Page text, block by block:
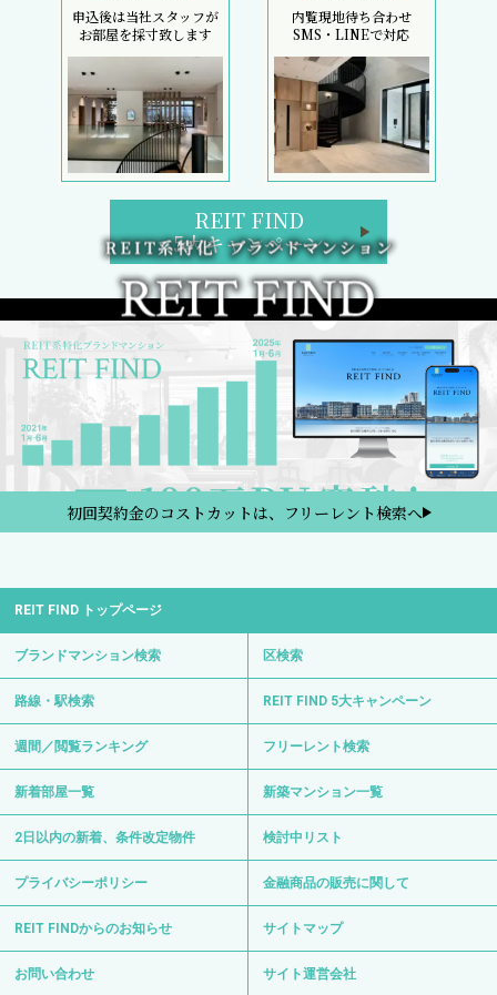
申込後は当社スタッフが
お部屋を採寸致します
内覧現地待ち合わせ
SMS・LINEで対応
REIT FIND
5大キャンペーン
初回契約金のコストカットは、フリーレント検索へ
REIT FIND トップページ
ブランドマンション検索 区検索
路線・駅検索 REIT FIND 5大キャンペーン
週間／閲覧ランキング フリーレント検索
新着部屋一覧 新築マンション一覧
2日以内の新着、条件改定物件 検討中リスト
プライバシーポリシー 金融商品の販売に関して
REIT FINDからのお知らせ サイトマップ
お問い合わせ サイト運営会社